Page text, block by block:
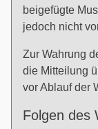
beigefügte
jedoch nicht
Zur Wahrung
die Mitteilung
vor Ablauf der
Folgen des